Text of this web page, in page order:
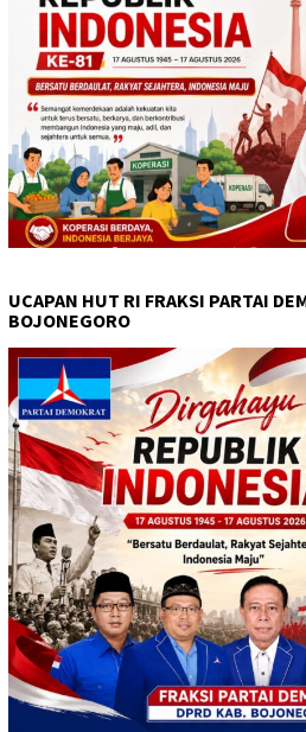
UCAPAN HUT RI FRAKSI PARTAI
BOJONEGORO